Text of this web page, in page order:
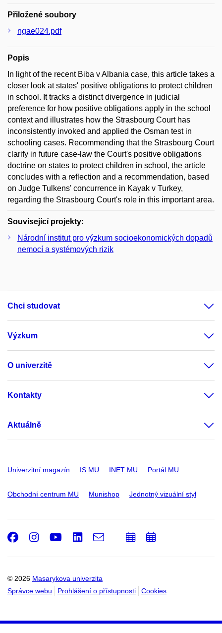
Přiložené soubory
ngae024.pdf
Popis
In light of the recent Biba v Albania case, this article takes a
closer look at states' positive obligations to protect children
in school. It tracks a distinct divergence in judicial
preference for how positive obligations apply in the school
context and illustrates how the Strasbourg Court has
inconsistently invoked and applied the Osman test in
schooling cases. Recommending that the Strasbourg Court
clarify in future case-law the Court's positive obligations
doctrine on states to protect children in school, the article
concludes with a reflection and a recommendation, based
on Judge Tulkens' concurrence in Kayak v Turkey,
regarding the Strasbourg Court's role in this important area.
Související projekty:
Národní institut pro výzkum socioekonomických dopadů
nemocí a systémových rizik
Chci studovat
Výzkum
O univerzitě
Kontakty
Aktuálně
Univerzitní magazín IS MU INET MU Portál MU
Obchodní centrum MU Munishop Jednotný vizuální styl
© 2026 Masarykova univerzita
Správce webu
Prohlášení o přístupnosti Cookies
Facebook
Instagram
Youtube
LinkedIn
e-
Email
PřidatPřidat